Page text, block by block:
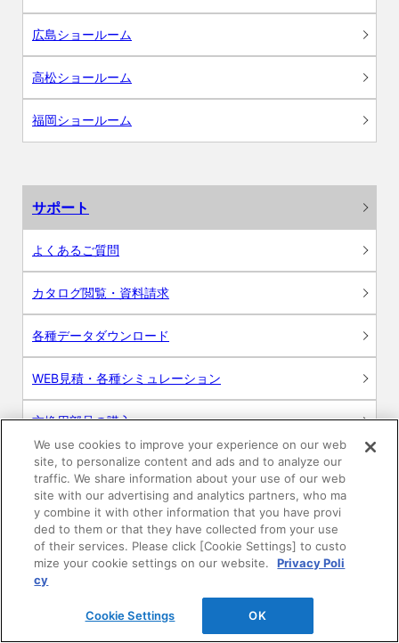
広島ショールーム
高松ショールーム
福岡ショールーム
サポート
よくあるご質問
カタログ閲覧・資料請求
各種データダウンロード
WEB見積・各種シミュレーション
交換用部品の購入
修理・点検
お問い合わせ
ログイン
建築・設計関係者様向けサイト
We use cookies to improve your experience on our web
site, to personalize content and ads and to analyze our
traffic. We share information about your use of our web
site with our advertising and analytics partners, who ma
y combine it with other information that you have provi
ded to them or that they have collected from your use
of their services. Please click [Cookie Settings] to custo
mize your cookie settings on our website.
Privacy Poli
cy
Cookie Settings OK